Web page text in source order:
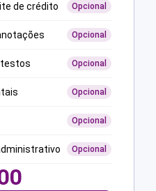
de crédito Opcional
Opcional
Opcional
Opcional
Opcional
Opcional